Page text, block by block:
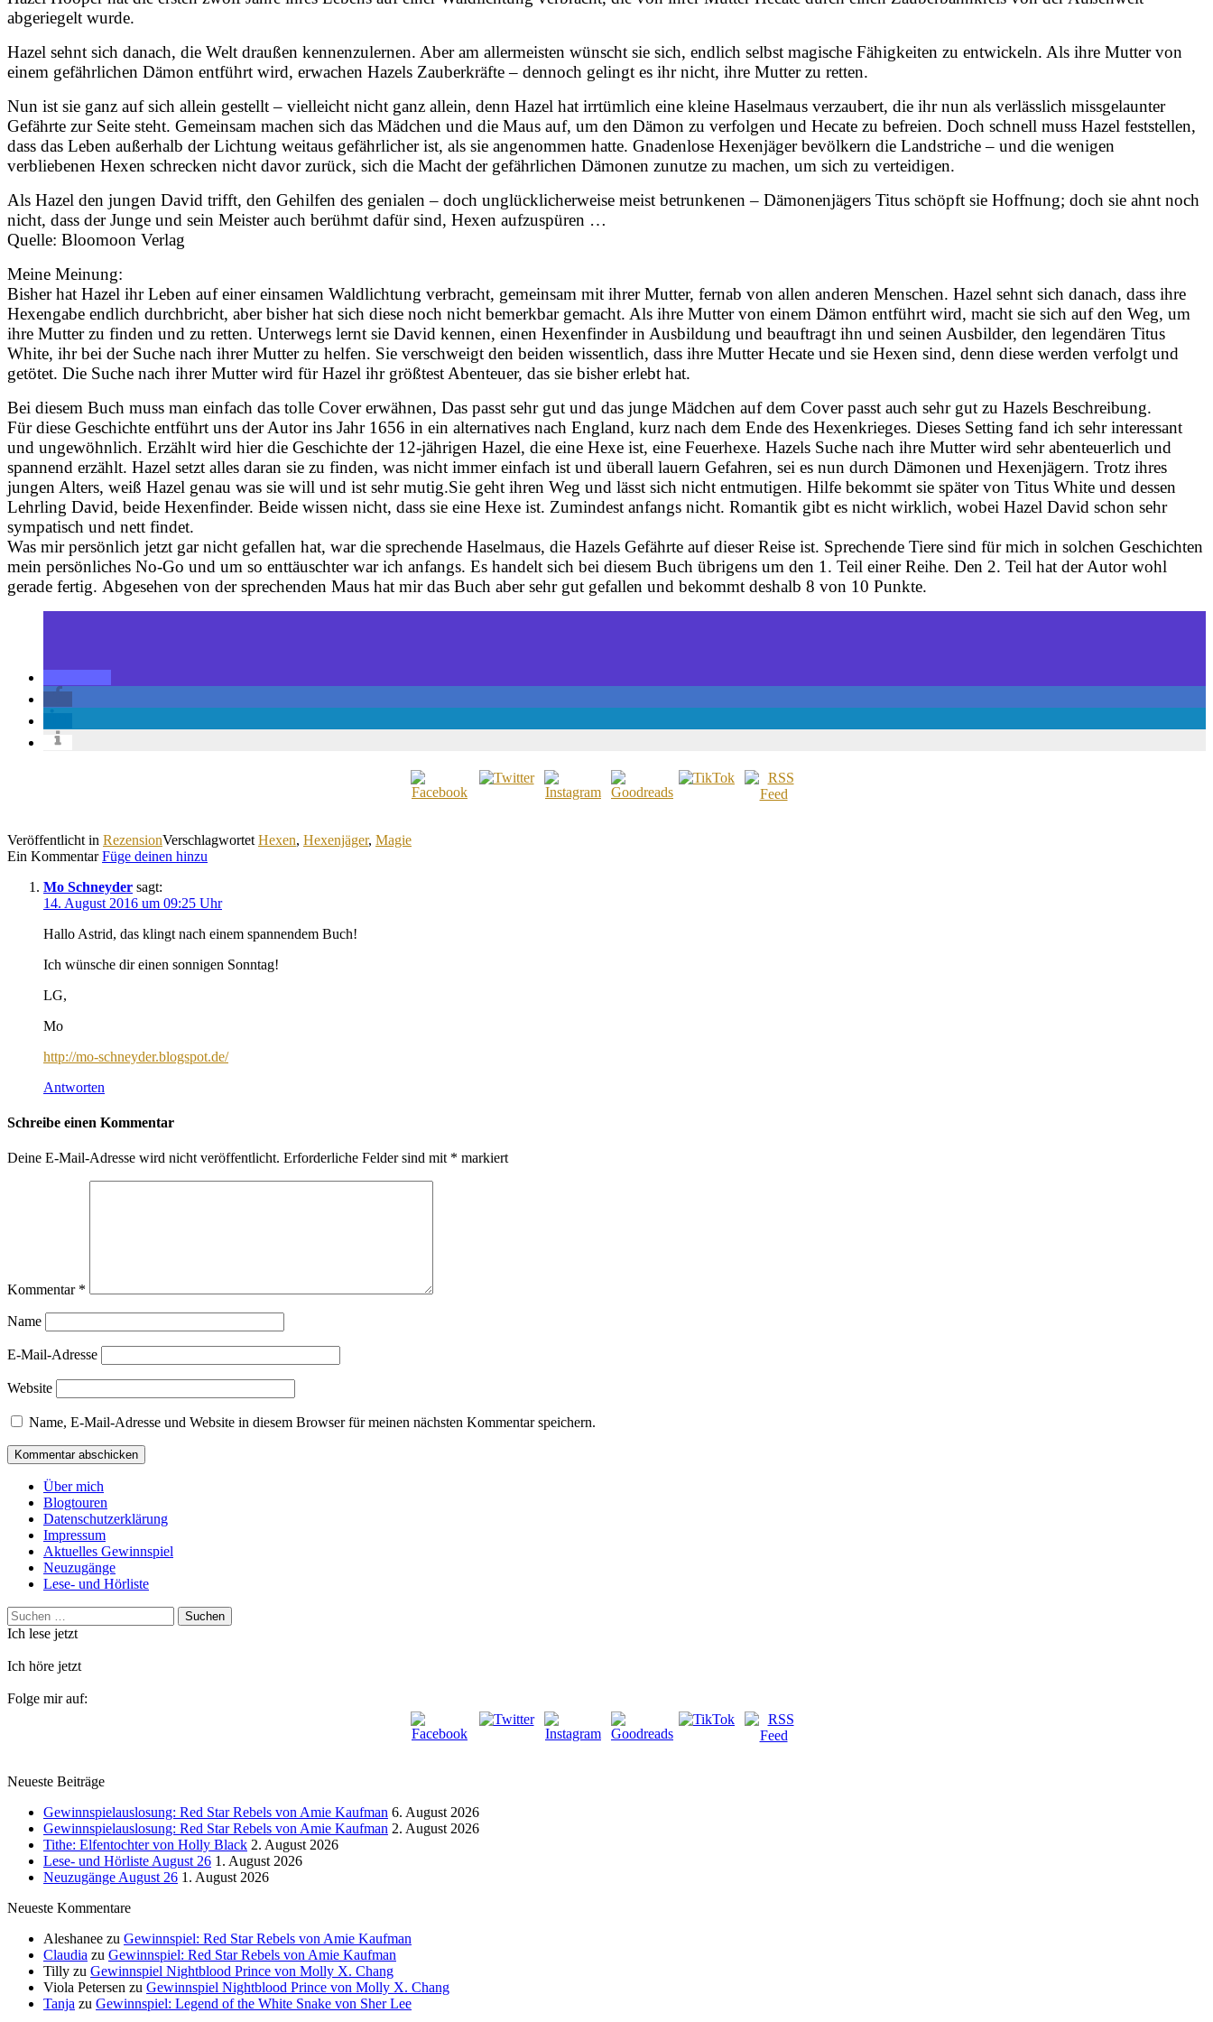
abgeriegelt wurde.
Hazel sehnt sich danach, die Welt draußen kennenzulernen. Aber am allermeisten wünscht sie sich, endlich selbst magische Fähigkeiten zu entwickeln. Als ihre Mutter von
einem gefährlichen Dämon entführt wird, erwachen Hazels Zauberkräfte – dennoch gelingt es ihr nicht, ihre Mutter zu retten.
Nun ist sie ganz auf sich allein gestellt – vielleicht nicht ganz allein, denn Hazel hat irrtümlich eine kleine Haselmaus verzaubert, die ihr nun als verlässlich missgelaunter
Gefährte zur Seite steht. Gemeinsam machen sich das Mädchen und die Maus auf, um den Dämon zu verfolgen und Hecate zu befreien. Doch schnell muss Hazel feststellen,
dass das Leben außerhalb der Lichtung weitaus gefährlicher ist, als sie angenommen hatte. Gnadenlose Hexenjäger bevölkern die Landstriche – und die wenigen
verbliebenen Hexen schrecken nicht davor zurück, sich die Macht der gefährlichen Dämonen zunutze zu machen, um sich zu verteidigen.
Als Hazel den jungen David trifft, den Gehilfen des genialen – doch unglücklicherweise meist betrunkenen – Dämonenjägers Titus schöpft sie Hoffnung; doch sie ahnt noch
nicht, dass der Junge und sein Meister auch berühmt dafür sind, Hexen aufzuspüren …
Quelle: Bloomoon Verlag
Meine Meinung:
Bisher hat Hazel ihr Leben auf einer einsamen Waldlichtung verbracht, gemeinsam mit ihrer Mutter, fernab von allen anderen Menschen. Hazel sehnt sich danach, dass ihre
Hexengabe endlich durchbricht, aber bisher hat sich diese noch nicht bemerkbar gemacht. Als ihre Mutter von einem Dämon entführt wird, macht sie sich auf den Weg, um
ihre Mutter zu finden und zu retten. Unterwegs lernt sie David kennen, einen Hexenfinder in Ausbildung und beauftragt ihn und seinen Ausbilder, den legendären Titus
White, ihr bei der Suche nach ihrer Mutter zu helfen. Sie verschweigt den beiden wissentlich, dass ihre Mutter Hecate und sie Hexen sind, denn diese werden verfolgt und
getötet. Die Suche nach ihrer Mutter wird für Hazel ihr größtest Abenteuer, das sie bisher erlebt hat.
Bei diesem Buch muss man einfach das tolle Cover erwähnen, Das passt sehr gut und das junge Mädchen auf dem Cover passt auch sehr gut zu Hazels Beschreibung.
Für diese Geschichte entführt uns der Autor ins Jahr 1656 in ein alternatives nach England, kurz nach dem Ende des Hexenkrieges. Dieses Setting fand ich sehr interessant
und ungewöhnlich. Erzählt wird hier die Geschichte der 12-jährigen Hazel, die eine Hexe ist, eine Feuerhexe. Hazels Suche nach ihre Mutter wird sehr abenteuerlich und
spannend erzählt. Hazel setzt alles daran sie zu finden, was nicht immer einfach ist und überall lauern Gefahren, sei es nun durch Dämonen und Hexenjägern. Trotz ihres
jungen Alters, weiß Hazel genau was sie will und ist sehr mutig.Sie geht ihren Weg und lässt sich nicht entmutigen. Hilfe bekommt sie später von Titus White und dessen
Lehrling David, beide Hexenfinder. Beide wissen nicht, dass sie eine Hexe ist. Zumindest anfangs nicht. Romantik gibt es nicht wirklich, wobei Hazel David schon sehr
sympatisch und nett findet.
Was mir persönlich jetzt gar nicht gefallen hat, war die sprechende Haselmaus, die Hazels Gefährte auf dieser Reise ist. Sprechende Tiere sind für mich in solchen Geschichten
mein persönliches No-Go und um so enttäuschter war ich anfangs. Es handelt sich bei diesem Buch übrigens um den 1. Teil einer Reihe. Den 2. Teil hat der Autor wohl
gerade fertig. Abgesehen von der sprechenden Maus hat mir das Buch aber sehr gut gefallen und bekommt deshalb 8 von 10 Punkte.
Veröffentlicht in RezensionVerschlagwortet Hexen, Hexenjäger, Magie
Ein KommentarFüge deinen hinzu
Mo Schneyder sagt:
14. August 2016 um 09:25 Uhr
Hallo Astrid, das klingt nach einem spannendem Buch!
Ich wünsche dir einen sonnigen Sonntag!
LG,
Mo
http://mo-schneyder.blogspot.de/
Antworten
Schreibe einen Kommentar
Deine E-Mail-Adresse wird nicht veröffentlicht. Erforderliche Felder sind mit * markiert
Kommentar *
Name
E-Mail-Adresse
Website
Name, E-Mail-Adresse und Website in diesem Browser für meinen nächsten Kommentar speichern.
Über mich
Blogtouren
Datenschutzerklärung
Impressum
Aktuelles Gewinnspiel
Neuzugänge
Lese- und Hörliste
Suchen
nach:
Ich lese jetzt
Ich höre jetzt
Folge mir auf:
Neueste Beiträge
Gewinnspielauslosung: Red Star Rebels von Amie Kaufman 6. August 2026
Gewinnspielauslosung: Red Star Rebels von Amie Kaufman 2. August 2026
Tithe: Elfentochter von Holly Black 2. August 2026
Lese- und Hörliste August 26 1. August 2026
Neuzugänge August 26 1. August 2026
Neueste Kommentare
Aleshanee zu Gewinnspiel: Red Star Rebels von Amie Kaufman
Claudia zu Gewinnspiel: Red Star Rebels von Amie Kaufman
Tilly zu Gewinnspiel Nightblood Prince von Molly X. Chang
Viola Petersen zu Gewinnspiel Nightblood Prince von Molly X. Chang
Tanja zu Gewinnspiel: Legend of the White Snake von Sher Lee